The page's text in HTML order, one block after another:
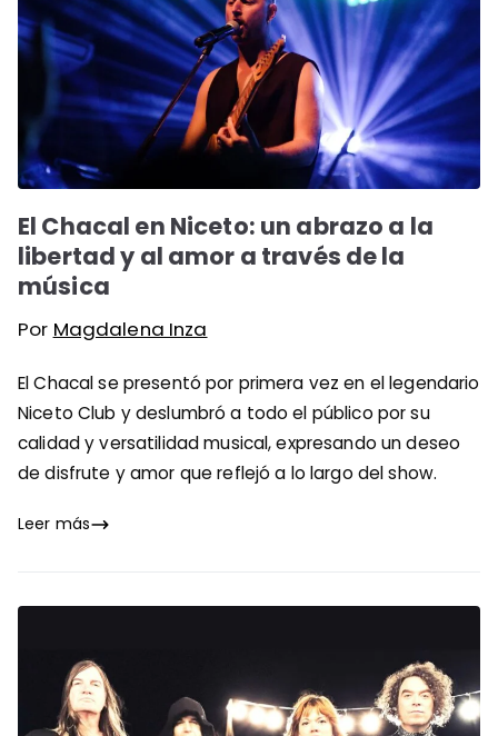
El Chacal en Niceto: un abrazo a la
libertad y al amor a través de la
música
Por Magdalena Inza
El Chacal se presentó por primera vez en el legendario
Niceto Club y deslumbró a todo el público por su
calidad y versatilidad musical, expresando un deseo
de disfrute y amor que reflejó a lo largo del show.
Leer más